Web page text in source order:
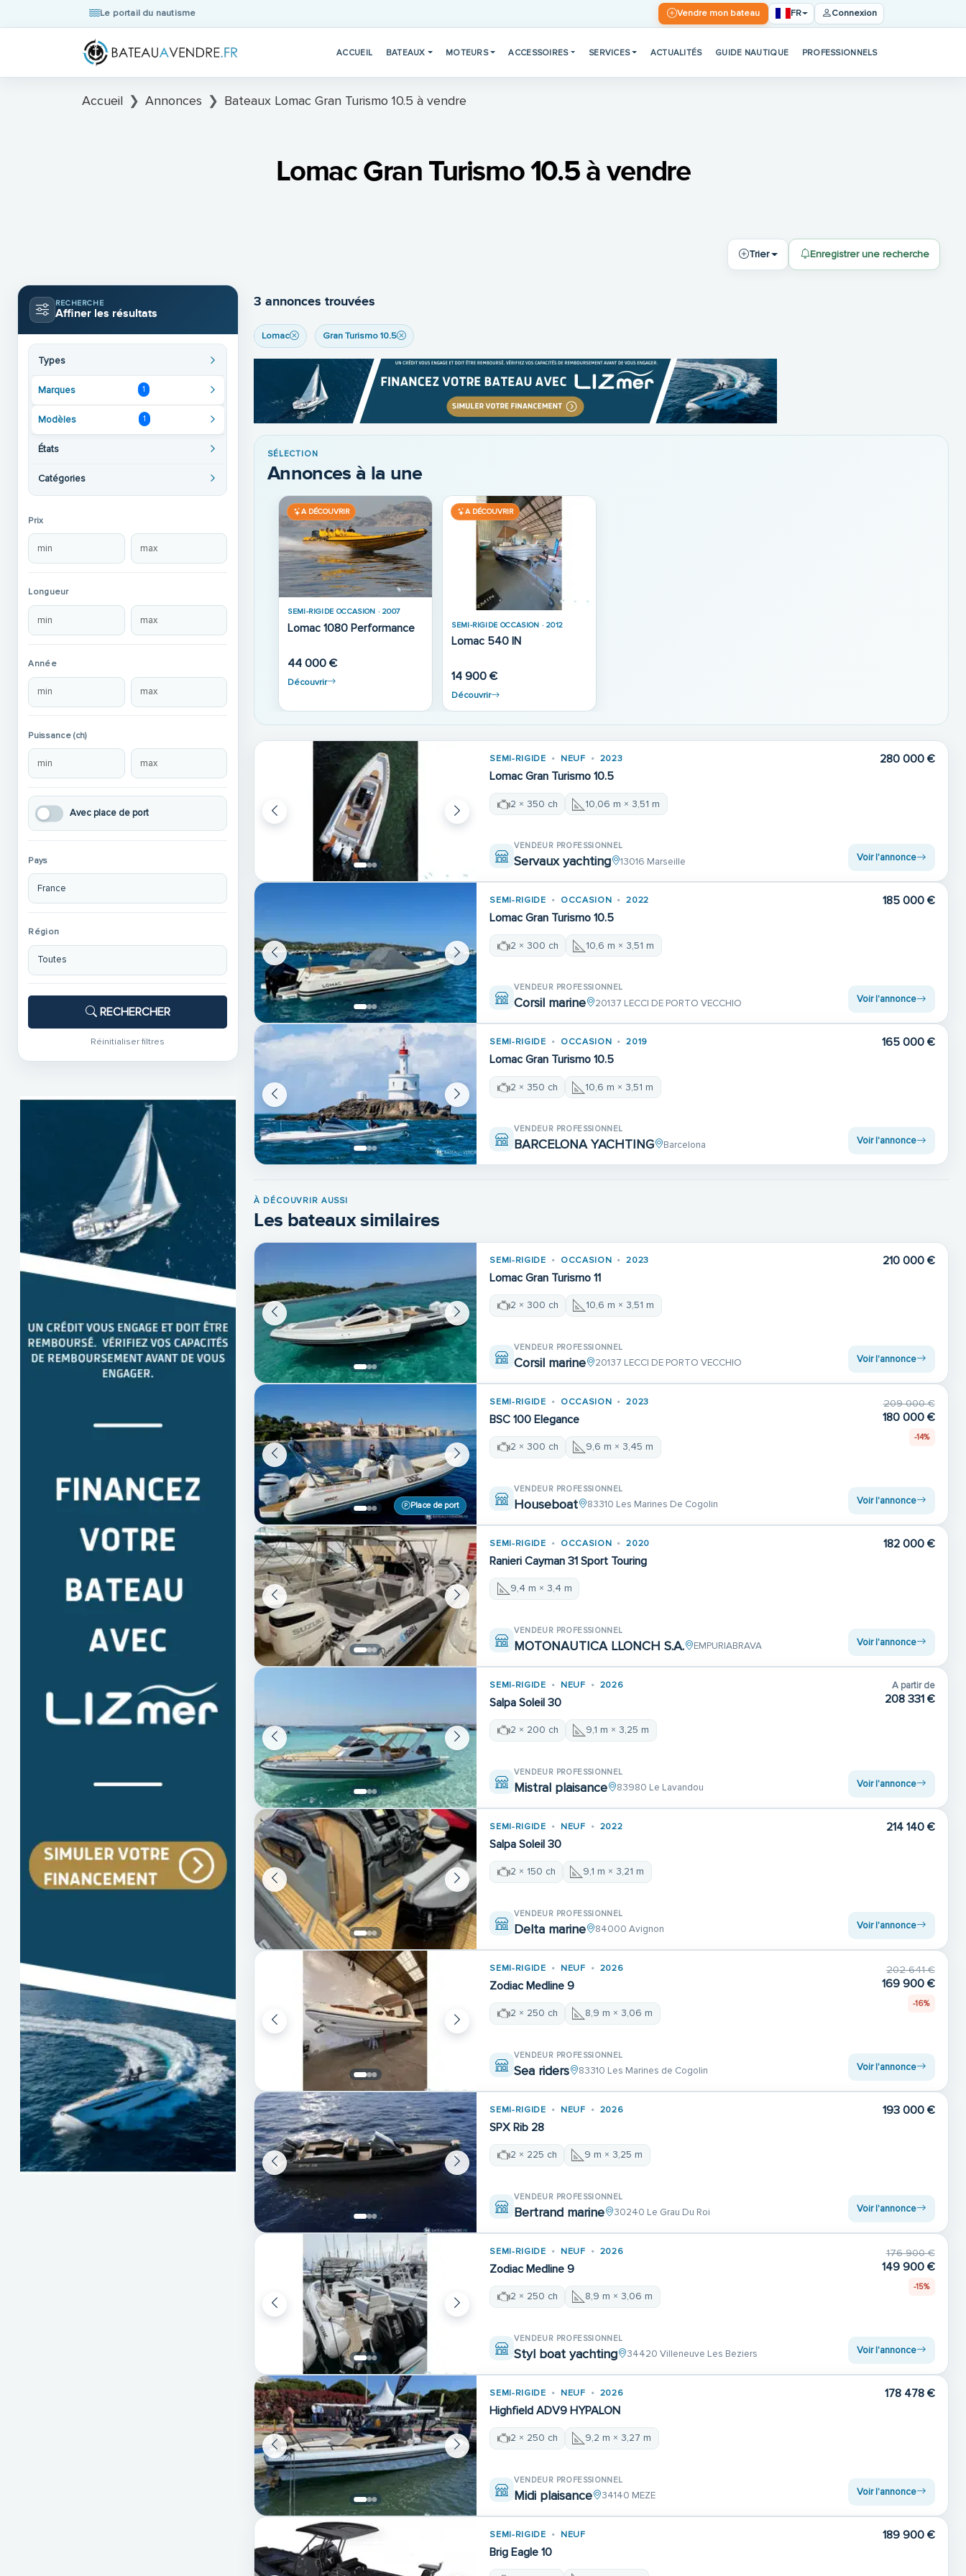
Le portail du nautisme Vendre mon bateau FR Connexion
ACCUEIL BATEAUX MOTEURS ACCESSOIRES SERVICES ACTUALITÉS GUIDE NAUTIQUE PROFESSIONNELS
Accueil Annonces Bateaux Lomac Gran Turismo 10.5 à vendre
Lomac Gran Turismo 10.5 à vendre
Trier Enregistrer une recherche
RECHERCHE
Affiner les résultats
Types
Marques 1
Modèles 1
États
Catégories
Prix
Longueur
Année
Puissance (ch)
Avec place de port
Pays
Région
RECHERCHER
Réinitialiser filtres
3 annonces trouvées
Lomac Gran Turismo 10.5
SÉLECTION
Annonces à la une
A DÉCOUVRIR
SEMI-RIGIDE OCCASION · 2007
Lomac 1080 Performance
44 000 €
Découvrir
A DÉCOUVRIR
SEMI-RIGIDE OCCASION · 2012
Lomac 540 IN
14 900 €
Découvrir
SEMI-RIGIDE NEUF 2023
Lomac Gran Turismo 10.5
280 000 €
2 × 350 ch 10,06 m × 3,51 m
VENDEUR PROFESSIONNEL
Servaux yachting 13016 Marseille Voir l'annonce
SEMI-RIGIDE OCCASION 2022
Lomac Gran Turismo 10.5
185 000 €
2 × 300 ch 10,6 m × 3,51 m
VENDEUR PROFESSIONNEL
Corsil marine 20137 LECCI DE PORTO VECCHIO Voir l'annonce
SEMI-RIGIDE OCCASION 2019
Lomac Gran Turismo 10.5
165 000 €
2 × 350 ch 10,6 m × 3,51 m
VENDEUR PROFESSIONNEL
BARCELONA YACHTING Barcelona Voir l'annonce
À DÉCOUVRIR AUSSI
Les bateaux similaires
SEMI-RIGIDE OCCASION 2023
Lomac Gran Turismo 11
210 000 €
2 × 300 ch 10,6 m × 3,51 m
VENDEUR PROFESSIONNEL
Corsil marine 20137 LECCI DE PORTO VECCHIO Voir l'annonce
Place de port
SEMI-RIGIDE OCCASION 2023
BSC 100 Elegance
209 000 €
180 000 €
-14%
2 × 300 ch 9,6 m × 3,45 m
VENDEUR PROFESSIONNEL
Houseboat 83310 Les Marines De Cogolin Voir l'annonce
SEMI-RIGIDE OCCASION 2020
Ranieri Cayman 31 Sport Touring
182 000 €
9,4 m × 3,4 m
VENDEUR PROFESSIONNEL
MOTONAUTICA LLONCH S.A. EMPURIABRAVA Voir l'annonce
SEMI-RIGIDE NEUF 2026
Salpa Soleil 30
A partir de
208 331 €
2 × 200 ch 9,1 m × 3,25 m
VENDEUR PROFESSIONNEL
Mistral plaisance 83980 Le Lavandou Voir l'annonce
SEMI-RIGIDE NEUF 2022
Salpa Soleil 30
214 140 €
2 × 150 ch 9,1 m × 3,21 m
VENDEUR PROFESSIONNEL
Delta marine 84000 Avignon Voir l'annonce
SEMI-RIGIDE NEUF 2026
Zodiac Medline 9
202 641 €
169 900 €
-16%
2 × 250 ch 8,9 m × 3,06 m
VENDEUR PROFESSIONNEL
Sea riders 83310 Les Marines de Cogolin Voir l'annonce
SEMI-RIGIDE NEUF 2026
SPX Rib 28
193 000 €
2 × 225 ch 9 m × 3,25 m
VENDEUR PROFESSIONNEL
Bertrand marine 30240 Le Grau Du Roi Voir l'annonce
SEMI-RIGIDE NEUF 2026
Zodiac Medline 9
176 900 €
149 900 €
-15%
2 × 250 ch 8,9 m × 3,06 m
VENDEUR PROFESSIONNEL
Styl boat yachting 34420 Villeneuve Les Beziers Voir l'annonce
SEMI-RIGIDE NEUF 2026
Highfield ADV9 HYPALON
178 478 €
2 × 250 ch 9,2 m × 3,27 m
VENDEUR PROFESSIONNEL
Midi plaisance 34140 MEZE Voir l'annonce
SEMI-RIGIDE NEUF
Brig Eagle 10
189 900 €